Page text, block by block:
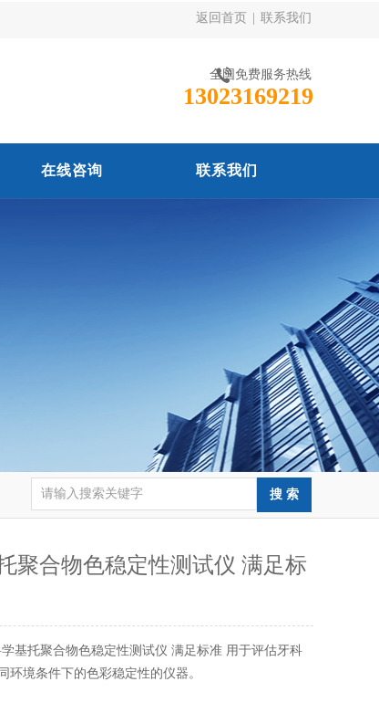
返回首页 联系我们
全国免费服务热线
13023169219
在线咨询 联系我们
聚合物色稳定性测试仪 满足标
学基托聚合物色稳定性测试仪 满足标准 用于评估牙科
环境条件下的色彩稳定性的仪器。